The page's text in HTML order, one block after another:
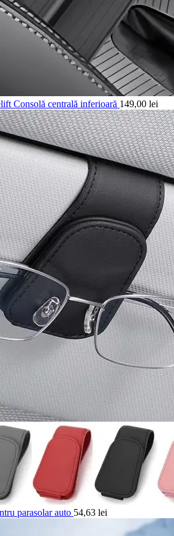
Consolă centrală inferioară 149,00 lei
parasolar auto 54,63 lei